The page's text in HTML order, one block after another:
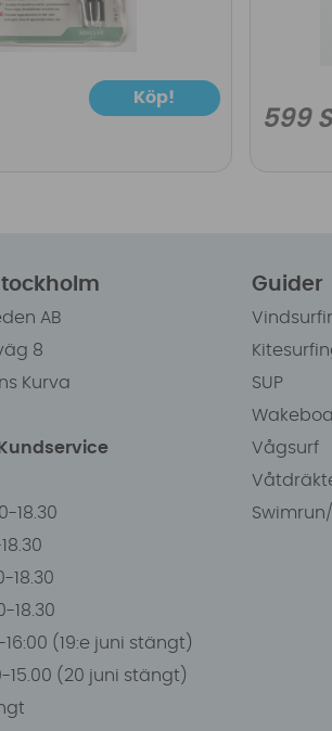
Köp!
599
AB
8
Kurva
18.30
18.30
18.30
16:00 (19:e juni stängt)
15.00 (20 juni stängt)
Guider
SUP
Vågsurf